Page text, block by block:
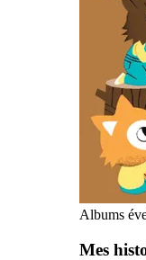
Albums
Mes